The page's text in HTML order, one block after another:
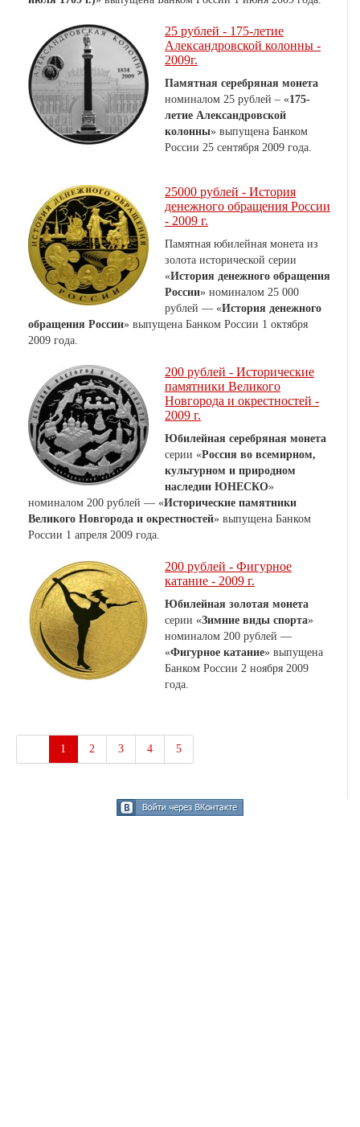
25 рублей - 175-летие
Александровской колонны -
2009г.
Памятная серебряная монета
номиналом 25 рублей – «175-
летие Александровской
колонны» выпущена Банком
России 25 сентября 2009 года.
25000 рублей - История
денежного обращения России
- 2009 г.
Памятная юбилейная монета из
золота исторической серии
«История денежного обращения
России» номиналом 25 000
рублей — «История денежного
обращения России» выпущена Банком России 1 октября
2009 года.
200 рублей - Исторические
памятники Великого
Новгорода и окрестностей -
2009 г.
Юбилейная серебряная монета
серии «Россия во всемирном,
культурном и природном
наследии ЮНЕСКО»
номиналом 200 рублей — «Исторические памятники
Великого Новгорода и окрестностей» выпущена Банком
России 1 апреля 2009 года.
200 рублей - Фигурное
катание - 2009 г.
Юбилейная золотая монета
серии «Зимние виды спорта»
номиналом 200 рублей —
«Фигурное катание» выпущена
Банком России 2 ноября 2009
года.
1 2 3 4 5